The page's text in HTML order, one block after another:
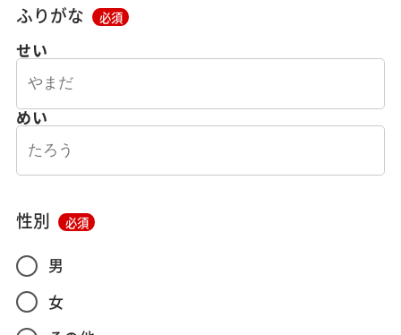
ふりがな 必須
せい
めい
性別 必須
男
女